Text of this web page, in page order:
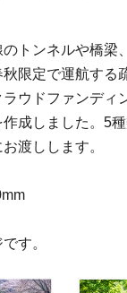
トンネルや橋梁
限定で運航する
ウドファンディ
成しました。5
渡しします。
す。